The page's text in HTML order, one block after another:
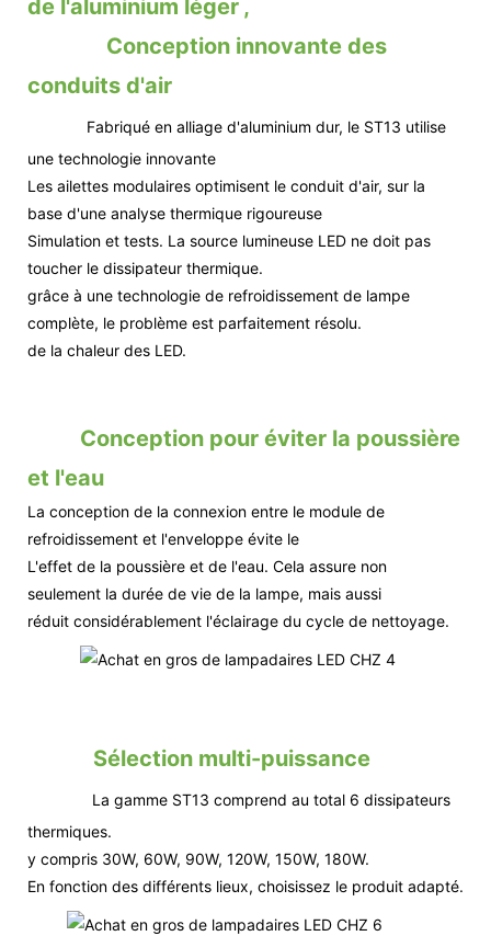
de l'aluminium léger ,
Conception innovante des
conduits d'air
Fabriqué en alliage d'aluminium dur, le ST13 utilise
une technologie innovante
Les ailettes modulaires optimisent le conduit d'air, sur la
base d'une analyse thermique rigoureuse
Simulation et tests. La source lumineuse LED ne doit pas
toucher le dissipateur thermique.
grâce à une technologie de refroidissement de lampe
complète, le problème est parfaitement résolu.
de la chaleur des LED.
Conception pour éviter la poussière
et l'eau
La conception de la connexion entre le module de
refroidissement et l'enveloppe évite le
L'effet de la poussière et de l'eau. Cela assure non
seulement la durée de vie de la lampe, mais aussi
réduit considérablement l'éclairage du cycle de nettoyage.
Sélection multi-puissance
La gamme ST13 comprend au total 6 dissipateurs
thermiques.
y compris 30W, 60W, 90W, 120W, 150W, 180W.
En fonction des différents lieux, choisissez le produit adapté.